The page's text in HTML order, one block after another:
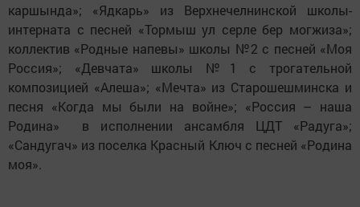
каршында»; «Ядкарь» из Верхнечелнинской школы-
интерната с песней «Тормыш ул серле бер могжиза»;
коллектив «Родные напевы» школы №2 с песней «Моя
Россия»; «Девчата» школы №1 с трогательной
композицией «Алеша»; «Мечта» из Старошешминска и
песня «Когда мы были на войне»; «Россия – наша
Родина» в исполнении ансамбля ЦДТ «Радуга»;
«Сандугач» из поселка Красный Ключ с песней «Родина
моя».